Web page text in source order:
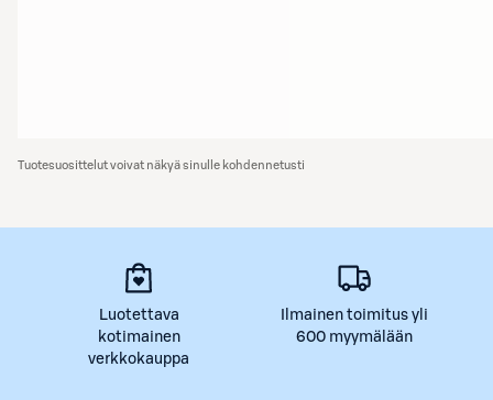
Tuotesuosittelut voivat näkyä sinulle kohdennetusti
Luotettava
kotimainen
verkkokauppa
Ilmainen toimitus yli
600 myymälään